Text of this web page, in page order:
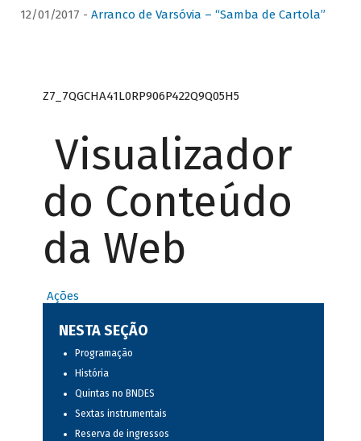
12/01/2017 - Arranco de Varsóvia – “Samba de Cartola”
Z7_7QGCHA41L0RP906P422Q9Q05H5
Visualizador
do Conteúdo
da Web
Ações
NESTA SEÇÃO
Programação
História
Quintas no BNDES
Sextas instrumentais
Reserva de ingressos